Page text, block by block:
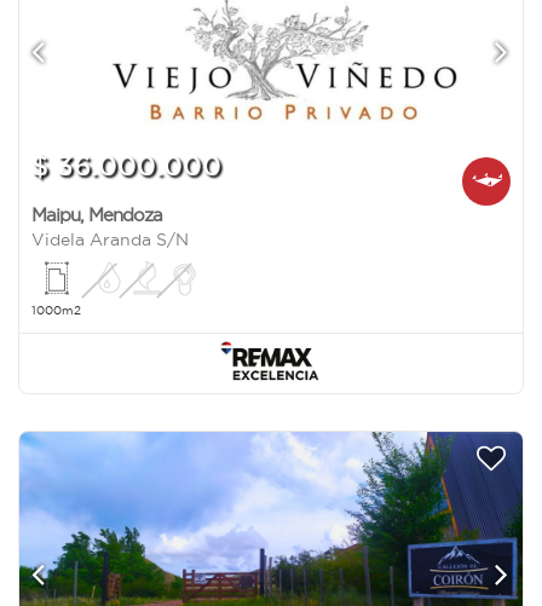
$ 36.000.000
Maipu, Mendoza
Videla Aranda S/N
1000m2